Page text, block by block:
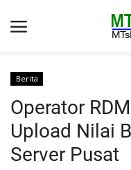
Beranda
Berita
Kontak
Berita
Operator
Upload Nilai
Server Pusat